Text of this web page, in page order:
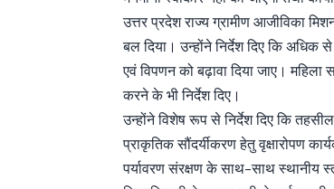
उत्तर प्रदेश राज्य ग्रामीण आजीविका
बल दिया। उन्होंने निर्देश दिए कि
एवं विपणन को बढ़ावा दिया जाए।
करने के भी निर्देश दिए।
उन्होंने विशेष रूप से निर्देश दिए कि
प्राकृतिक सौंदर्यीकरण हेतु वृक्षारोपण
पर्यावरण संरक्षण के साथ-साथ स्थानीय